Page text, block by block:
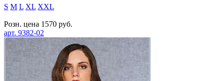
S M L XL XXL
Розн. цена 1570 руб.
арт. 9382-02